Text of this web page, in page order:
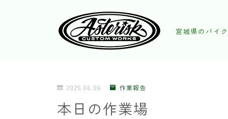
宮城県のバイ
2025.06.06 作業報告
本日の作業場